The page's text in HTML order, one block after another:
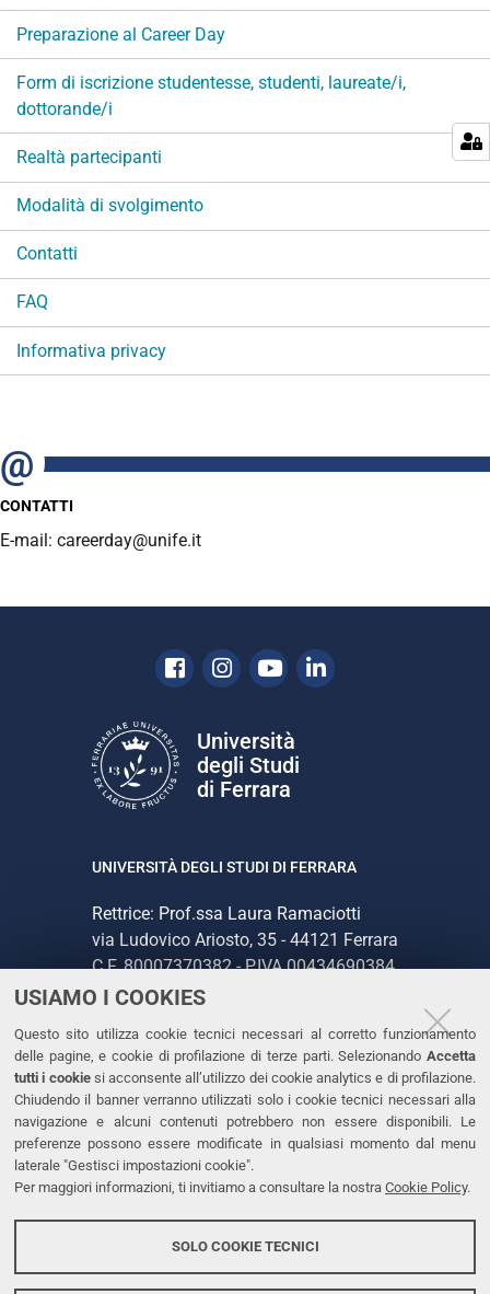
USIAMO I COOKIES
Questo sito utilizza cookie tecnici necessari al corretto funzionamento
delle pagine, e cookie di profilazione di terze parti. Selezionando Accetta
tutti i cookiesi acconsente all’utilizzo dei cookie analytics e di profilazione.
Chiudendo il banner verranno utilizzati solo i cookie tecnici necessari alla
navigazione e alcuni contenuti potrebbero non essere disponibili. Le
preferenze possono essere modificate in qualsiasi momento dal menu
laterale "Gestisci impostazioni cookie".
Per maggiori informazioni, ti invitiamo a consultare la nostra Cookie Policy.
SOLO COOKIE TECNICI
n
Preparazione al Career Day
Form di iscrizione studentesse, studenti, laureate/i,
dottorande/i
Realtà partecipanti
Modalità di svolgimento
Contatti
FAQ
Informativa privacy
CONTATTI
E-mail: careerday@unife.it
Facebook
Instagram
YoutubeLinkedin
Università
degli Studi
di Ferrara
UNIVERSITÀ DEGLI STUDI DI FERRARA
Rettrice: Prof.ssa Laura Ramaciotti
via Ludovico Ariosto, 35 - 44121 Ferrara
C.F. 80007370382 - P.IVA 00434690384
CONTATTI
Tel. +39 0532 293111
Fax. +39 0532 293031
PEC
LINKS
Accessibilità
Protezione dati personali